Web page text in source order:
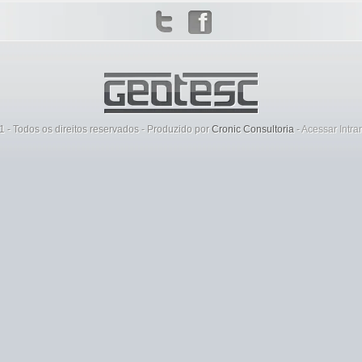
- Todos os direitos reservados - Produzido porCronic Consultoria-Acessar